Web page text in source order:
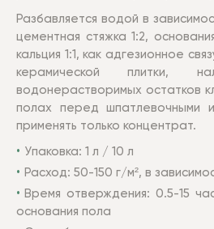
Разбавляется водой в
цементная стяжка 1:2,
кальция 1:1, как адгезионное
керамической плитки,
водонерастворимых остатков
полах перед шпатлевочными
применять только концентрат.
Упаковка: 1 л / 10 л
Расход: 50-150 г/м², в
Время отверждения: 0.5-15
основания пола